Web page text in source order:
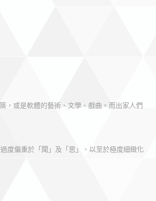
，或是軟體的藝術、文學、戲曲。而出家人們
度偏重於「聞」及「思」、以至於極度細緻化